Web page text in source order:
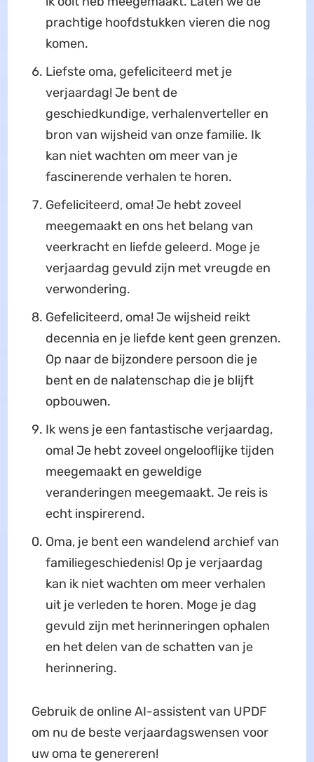
prachtige hoofdstukken vieren die nog
komen.
Liefste oma, gefeliciteerd met je
verjaardag! Je bent de
geschiedkundige, verhalenverteller en
bron van wijsheid van onze familie. Ik
kan niet wachten om meer van je
fascinerende verhalen te horen.
Gefeliciteerd, oma! Je hebt zoveel
meegemaakt en ons het belang van
veerkracht en liefde geleerd. Moge je
verjaardag gevuld zijn met vreugde en
verwondering.
Gefeliciteerd, oma! Je wijsheid reikt
decennia en je liefde kent geen grenzen.
Op naar de bijzondere persoon die je
bent en de nalatenschap die je blijft
opbouwen.
Ik wens je een fantastische verjaardag,
oma! Je hebt zoveel ongelooflijke tijden
meegemaakt en geweldige
veranderingen meegemaakt. Je reis is
echt inspirerend.
Oma, je bent een wandelend archief van
familiegeschiedenis! Op je verjaardag
kan ik niet wachten om meer verhalen
uit je verleden te horen. Moge je dag
gevuld zijn met herinneringen ophalen
en het delen van de schatten van je
herinnering.
Gebruik de online AI-assistent van UPDF
om nu de beste verjaardagswensen voor
uw oma te genereren!